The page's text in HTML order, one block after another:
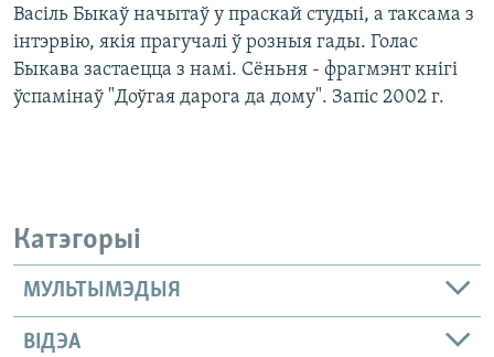
Васіль Быкаў начытаў у праскай студыі, а таксама з
інтэрвію, якія прагучалі ў розныя гады. Голас
Быкава застаецца з намі. Сёньня - фрагмэнт кнігі
ўспамінаў "Доўгая дарога да дому". Запіс 2002 г.
Катэгорыі
МУЛЬТЫМЭДЫЯ
ВІДЭА